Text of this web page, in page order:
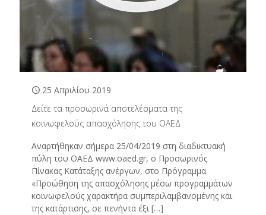
25 Απριλίου 2019
Δείτε τα προσωρινά αποτελέσματα της
κοινωφελούς απασχόλησης του ΟΑΕΔ
Αναρτήθηκαν σήμερα 25/04/2019 στη διαδικτυακή
πύλη του ΟΑΕΔ www.oaed.gr, ο Προσωρινός
Πίνακας Κατάταξης ανέργων, στο Πρόγραμμα
«Προώθηση της απασχόλησης μέσω προγραμμάτων
κοινωφελούς χαρακτήρα συμπεριλαμβανομένης και
της κατάρτισης, σε πενήντα έξι[…]